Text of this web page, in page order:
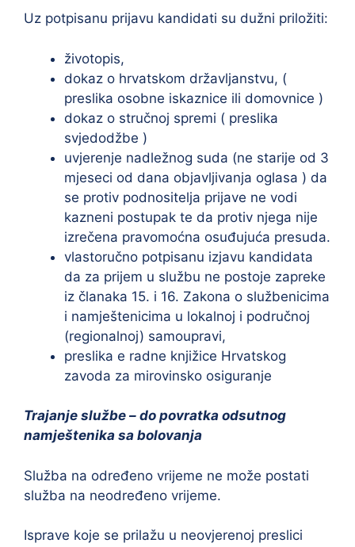
Uz potpisanu prijavu kandidati su dužni priložiti:
životopis,
dokaz o hrvatskom državljanstvu, (
preslika osobne iskaznice ili domovnice )
dokaz o stručnoj spremi ( preslika
svjedodžbe )
uvjerenje nadležnog suda (ne starije od 3
mjeseci od dana objavljivanja oglasa ) da
se protiv podnositelja prijave ne vodi
kazneni postupak te da protiv njega nije
izrečena pravomoćna osuđujuća presuda.
vlastoručno potpisanu izjavu kandidata
da za prijem u službu ne postoje zapreke
iz članaka 15. i 16. Zakona o službenicima
i namještenicima u lokalnoj i područnoj
(regionalnoj) samoupravi,
preslika e radne knjižice Hrvatskog
zavoda za mirovinsko osiguranje
Trajanje službe – do povratka odsutnog
namještenika sa bolovanja
Služba na određeno vrijeme ne može postati
služba na neodređeno vrijeme.
Isprave koje se prilažu u neovjerenoj preslici